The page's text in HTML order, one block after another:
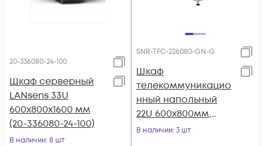
20-336080-24-100
Шкаф серверный
LANsens 33U
600x800x1600 мм
(20-336080-24-100)
В наличии: 8 шт
SNR-TFC-226080-GN-G
Шкаф
телекоммуникацио
нный напольный
22U 600x800мм,
серия TFC (SNR-TFC-
В наличии: 3 шт